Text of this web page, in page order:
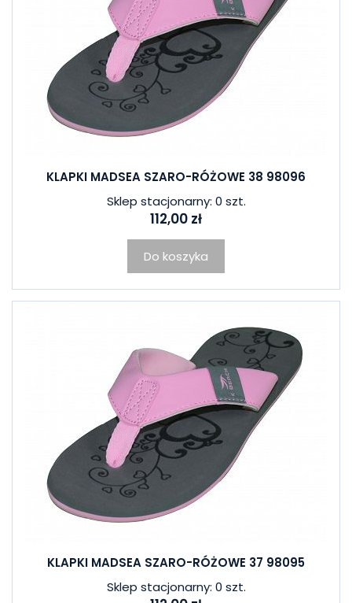
KLAPKI MADSEA SZARO-RÓŻOWE 38 98096
Sklep stacjonarny: 0 szt.
112,00 zł
Do koszyka
KLAPKI MADSEA SZARO-RÓŻOWE 37 98095
Sklep stacjonarny: 0 szt.